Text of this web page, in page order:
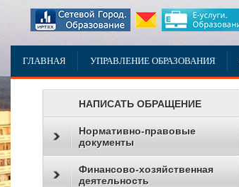
ГЛАВНАЯ УПРАВЛЕНИЕ ОБРАЗОВАНИЯ
НАПИСАТЬ ОБРАЩЕНИЕ
Нормативно-правовые
документы
Финансово-хозяйственная
деятельность